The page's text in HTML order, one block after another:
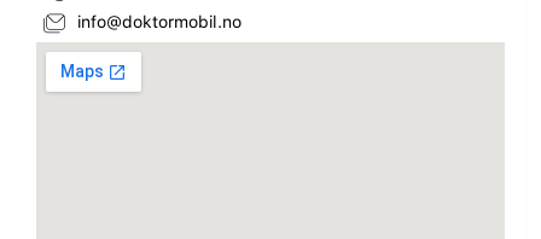
info@doktormobil.no